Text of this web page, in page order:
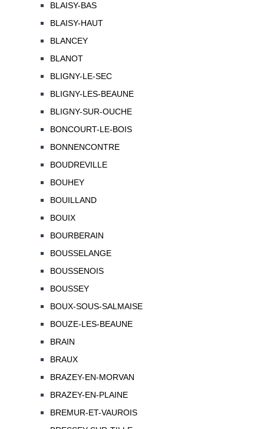
BLAISY-BAS
BLAISY-HAUT
BLANCEY
BLANOT
BLIGNY-LE-SEC
BLIGNY-LES-BEAUNE
BLIGNY-SUR-OUCHE
BONCOURT-LE-BOIS
BONNENCONTRE
BOUDREVILLE
BOUHEY
BOUILLAND
BOUIX
BOURBERAIN
BOUSSELANGE
BOUSSENOIS
BOUSSEY
BOUX-SOUS-SALMAISE
BOUZE-LES-BEAUNE
BRAIN
BRAUX
BRAZEY-EN-MORVAN
BRAZEY-EN-PLAINE
BREMUR-ET-VAUROIS